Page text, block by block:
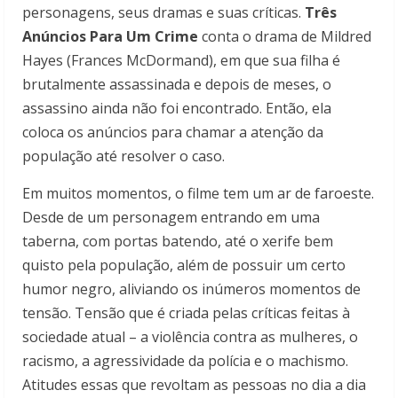
personagens, seus dramas e suas críticas. Três
Anúncios Para Um Crime conta o drama de Mildred
Hayes (Frances McDormand), em que sua filha é
brutalmente assassinada e depois de meses, o
assassino ainda não foi encontrado. Então, ela
coloca os anúncios para chamar a atenção da
população até resolver o caso.
Em muitos momentos, o filme tem um ar de faroeste.
Desde de um personagem entrando em uma
taberna, com portas batendo, até o xerife bem
quisto pela população, além de possuir um certo
humor negro, aliviando os inúmeros momentos de
tensão. Tensão que é criada pelas críticas feitas à
sociedade atual – a violência contra as mulheres, o
racismo, a agressividade da polícia e o machismo.
Atitudes essas que revoltam as pessoas no dia a dia